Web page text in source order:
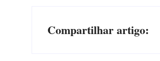
Compartilhar artigo: